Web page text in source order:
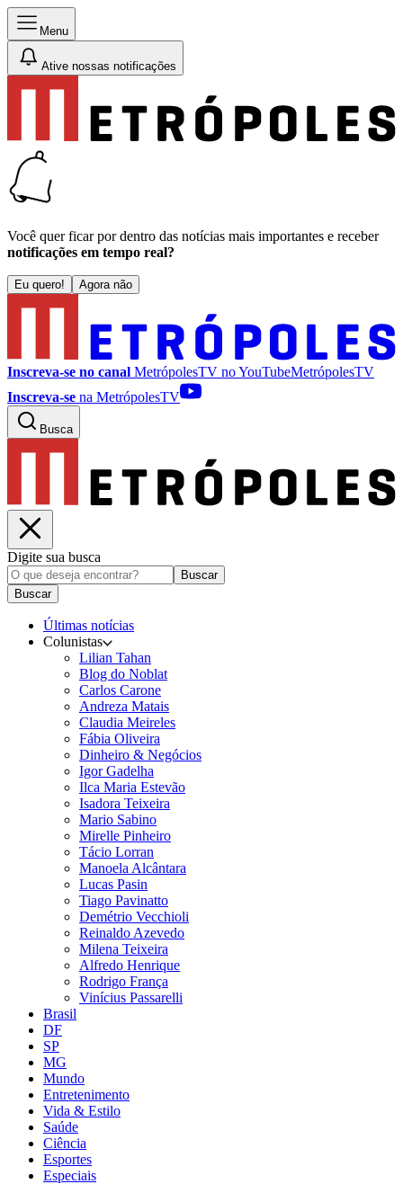
Menu
Ative nossas notificações
Você quer ficar por dentro das notícias mais importantes e receber
notificações em tempo real?
Eu quero! Agora não
Inscreva-se no canal MetrópolesTV noYouTubeMetrópolesTV
Inscreva-se na MetrópolesTV
Busca
Digite sua busca
Buscar
Buscar
Últimas notícias
Colunistas
Lilian Tahan
Blog do Noblat
Carlos Carone
Andreza Matais
Claudia Meireles
Fábia Oliveira
Dinheiro & Negócios
Igor Gadelha
Ilca Maria Estevão
Isadora Teixeira
Mario Sabino
Mirelle Pinheiro
Tácio Lorran
Manoela Alcântara
Lucas Pasin
Tiago Pavinatto
Demétrio Vecchioli
Reinaldo Azevedo
Milena Teixeira
Alfredo Henrique
Rodrigo França
Vinícius Passarelli
Brasil
DF
SP
MG
Mundo
Entretenimento
Vida & Estilo
Saúde
Ciência
Esportes
Especiais